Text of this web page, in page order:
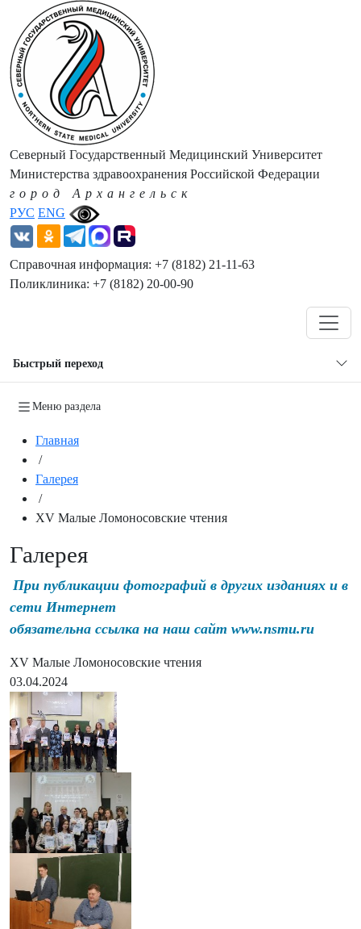
РУС ENG
Северный Государственный Медицинский Университет
Министерства здравоохранения Российской Федерации
город Архангельск
Справочная информация: +7 (8182) 21-11-63
Поликлиника: +7 (8182) 20-00-90
Быстрый переход
Меню раздела
Главная
/
Галерея
/
XV Малые Ломоносовские чтения
Галерея
При публикации фотографий в других изданиях и в
сети Интернет
обязательна ссылка на наш сайт www.nsmu.ru
XV Малые Ломоносовские чтения
03.04.2024